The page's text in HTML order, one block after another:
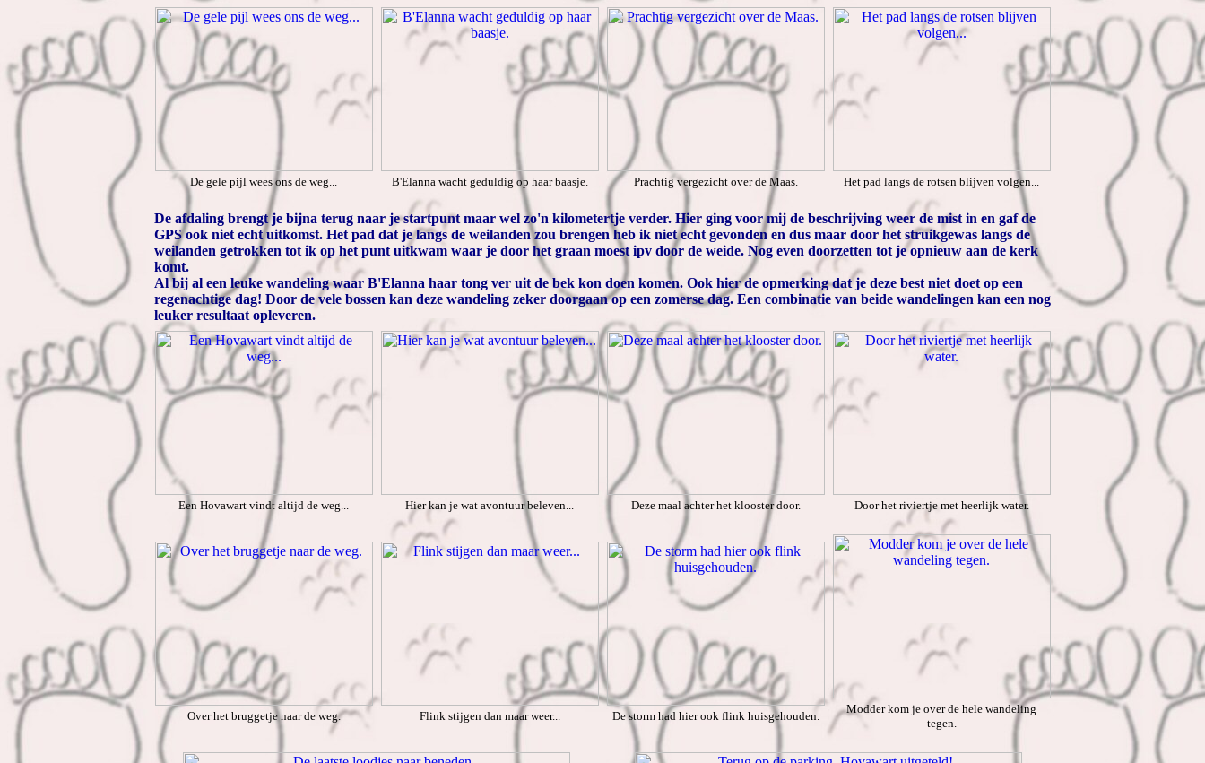
De gele pijl wees ons de weg... B'Elanna wacht geduldig op haar baasje. Prachtig vergezicht over de Maas. Het pad langs de rotsen blijven volgen...
De afdaling brengt je bijna terug naar je startpunt maar wel zo'n kilometertje verder. Hier ging voor mij de beschrijving weer de mist in en gaf de
GPS ook niet echt uitkomst. Het pad dat je langs de weilanden zou brengen heb ik niet echt gevonden en dus maar door het struikgewas langs de
weilanden getrokken tot ik op het punt uitkwam waar je door het graan moest ipv door de weide. Nog even doorzetten tot je opnieuw aan de kerk
komt.
Al bij al een leuke wandeling waar B'Elanna haar tong ver uit de bek kon doen komen. Ook hier de opmerking dat je deze best niet doet op een
regenachtige dag! Door de vele bossen kan deze wandeling zeker doorgaan op een zomerse dag. Een combinatie van beide wandelingen kan een nog
leuker resultaat opleveren.
Een Hovawart vindt altijd de weg... Hier kan je wat avontuur beleven... Deze maal achter het klooster door. Door het riviertje met heerlijk water.
Over het bruggetje naar de weg. Flink stijgen dan maar weer... De storm had hier ook flink huisgehouden.
Modder kom je over de hele wandeling
tegen.